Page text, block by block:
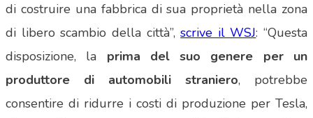
di costruire una fabbrica di sua proprietà nella zona
di libero scambio della città”,scrive il WSJ: “Questa
disposizione, la prima del suo genere per un
produttore di automobili straniero, potrebbe
consentire di ridurre i costi di produzione per Tesla,